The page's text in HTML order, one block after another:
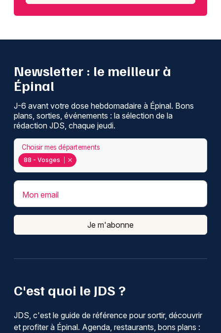
C'est quoi le JDS ?
JDS, c'est le guide de référence pour sortir, découvrir
et profiter à Épinal. Agenda, restaurants, bons plans :
Newsletter : le meilleur à
Épinal
J-6 avant votre dose hebdomadaire à Épinal. Bons
plans, sorties, événements : la sélection de la
rédaction JDS, chaque jeudi.
88 - Vosges
Choisir mes départements
Mon email
Je m'abonne